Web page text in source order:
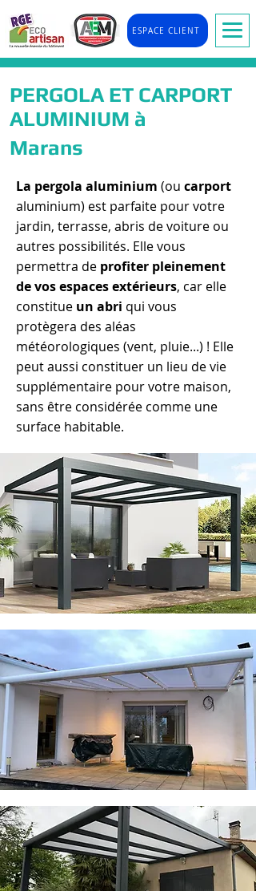
ESPACE CLIENT
PERGOLA ET CARPORT
ALUMINIUM à
Marans
La pergola aluminium (ou carport
aluminium) est parfaite pour votre
jardin, terrasse, abris de voiture ou
autres possibilités. Elle vous
permettra de profiter pleinement
de vos espaces extérieurs, car elle
constitue un abri qui vous
protègera des aléas
météorologiques (vent, pluie...) ! Elle
peut aussi constituer un lieu de vie
supplémentaire pour votre maison,
sans être considérée comme une
surface habitable.